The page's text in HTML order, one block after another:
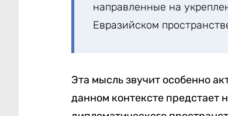
направленные на
Евразийском
Эта мысль звучит особенно
данном контексте предстает